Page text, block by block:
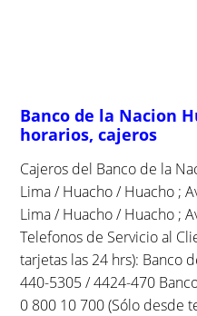
Banco de la Nacion
horarios, cajeros
Cajeros del Banco de la
Lima / Huacho / Huacho ;
Lima / Huacho / Huacho ;
Telefonos de Servicio al
tarjetas las 24 hrs): Banco
440-5305 / 4424-470
0 800 10 700 (Sólo desde